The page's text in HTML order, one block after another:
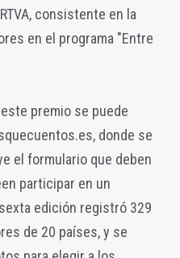
consistente en la
en el programa "Entre
premio se puede
donde se
el formulario que deben
participar en un
edición registró 329
de 20 países, y se